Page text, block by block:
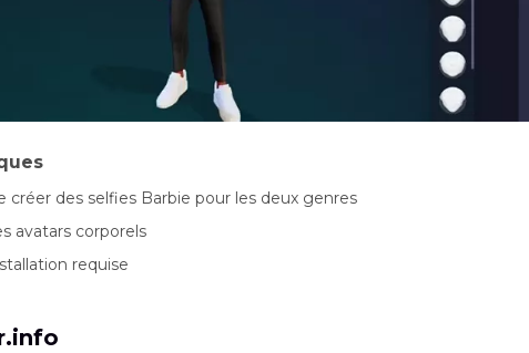
créer des selfies Barbie pour les deux genres
avatars corporels
requise